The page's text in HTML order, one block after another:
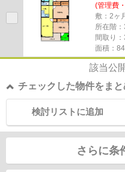
(管理費
敷：2ヶ
所在階
間取り
面積：
該当公
チェックした物件をまと
検討リストに追加
さらに条